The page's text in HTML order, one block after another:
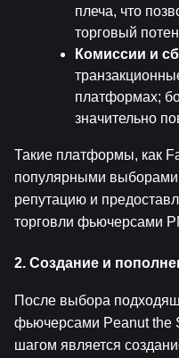
плеча, что
торговый
Комиссии и
платформах;
значительно
Такие платформы, как
популярными
репутацию и
торговли фьючерсами
2. Создание и
После выбора
фьючерсами Peanut
шагом является